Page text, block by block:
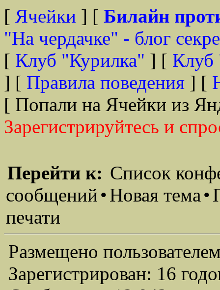
[ Ячейки ] [ Билайн
"На чердачке" - блог
[ Клуб "Курилка" ] [ Клуб
] [ Правила поведения ] [
[ Попали на Ячейки из
Зарегистрируйтесь и
Перейти к: Список
сообщений•Новая тема•
печати
Размещено
Зарегистрирован: 16